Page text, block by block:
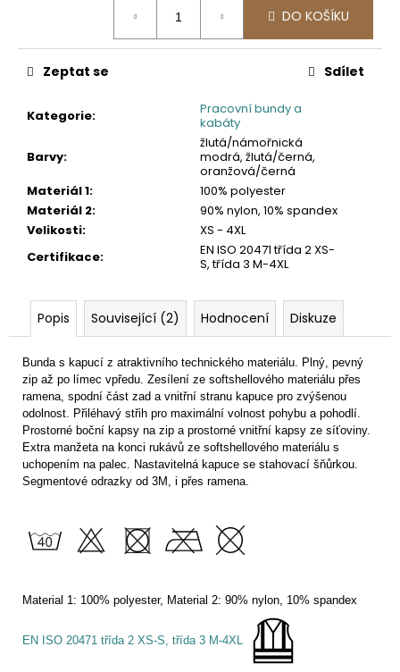
DO KOŠÍKU
Kategorie:
Pracovní bundy a
kabáty
Barvy:
žlutá/námořnická
modrá, žlutá/černá,
oranžová/černá
Materiál 1:
100% polyester
Materiál 2:
90% nylon, 10% spandex
Velikosti:
XS - 4XL
Certifikace:
EN ISO 20471 třída 2 XS-
S, třída 3 M-4XL
Zeptat se Sdílet
Popis Související (2) Hodnocení Diskuze
Bunda s kapucí z atraktivního technického materiálu. Plný, pevný
zip až po límec vpředu. Zesílení ze softshellového materiálu přes
ramena, spodní část zad a vnitřní stranu kapuce pro zvýšenou
odolnost. Přiléhavý střih pro maximální volnost pohybu a pohodlí.
Prostorné boční kapsy na zip a prostorné vnitřní kapsy ze síťoviny.
Extra manžeta na konci rukávů ze softshellového materiálu s
uchopením na palec. Nastavitelná kapuce se stahovací šňůrkou.
Segmentové odrazky od 3M, i přes ramena.
Material 1: 100% polyester, Material 2: 90% nylon, 10% spandex
EN ISO 20471 třída 2 XS-S, třída 3 M-4XL